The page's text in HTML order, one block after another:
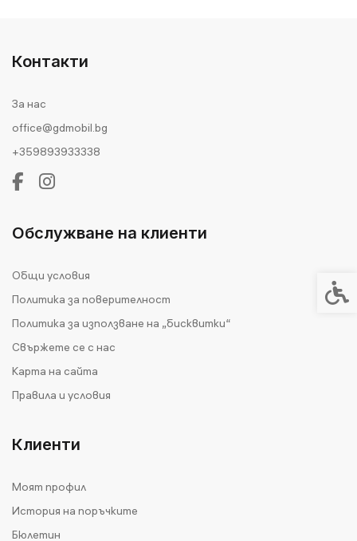
Контакти
За нас
office@gdmobil.bg
+359893933338
Обслужване на клиенти
Общи условия
Политика за поверителност
Политика за използване на „бисквитки“
Свържете се с нас
Карта на сайта
Правила и условия
Клиенти
Моят профил
История на поръчките
Бюлетин